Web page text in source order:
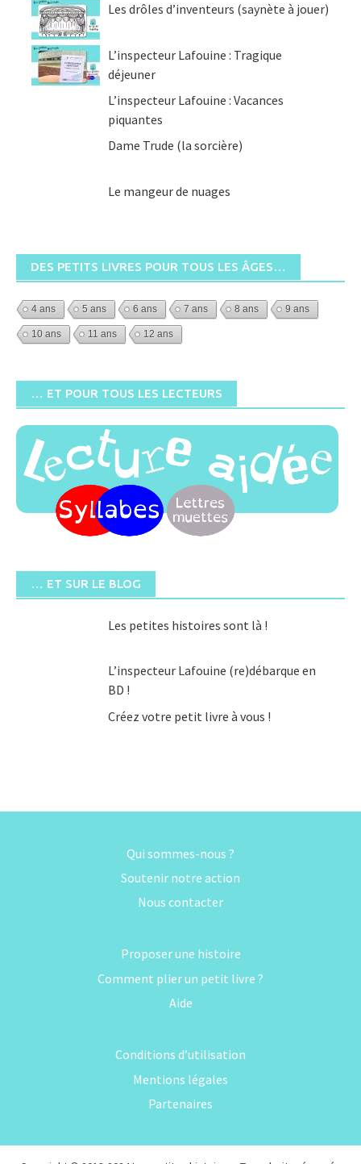
Les drôles d’inventeurs (saynète à jouer)
L’inspecteur Lafouine : Tragique
déjeuner
L’inspecteur Lafouine : Vacances
piquantes
Dame Trude (la sorcière)
Le mangeur de nuages
DES PETITS LIVRES POUR TOUS LES ÂGES…
4 ans 5 ans 6 ans 7 ans 8 ans 9 ans
10 ans 11 ans 12 ans
… ET POUR TOUS LES LECTEURS
… ET SUR LE BLOG
Les petites histoires sont là !
L’inspecteur Lafouine (re)débarque en
BD !
Créez votre petit livre à vous !
Qui sommes-nous ?
Soutenir notre action
Nous contacter
Proposer une histoire
Comment plier un petit livre ?
Aide
Conditions d’utilisation
Mentions légales
Partenaires